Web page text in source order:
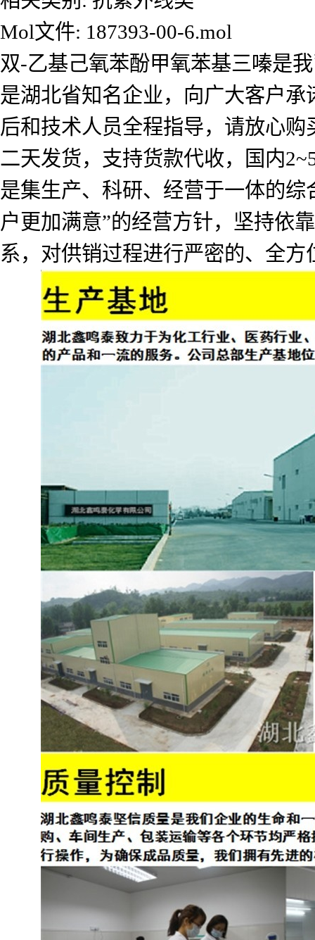
Mol文件: 187393-00-6.mol
双-乙基己氧苯酚甲氧苯基三嗪是
是湖北省知名企业，向广大客户
后和技术人员全程指导，请放心
二天发货，支持货款代收，国内
是集生产、科研、经营于一体的
户更加满意”的经营方针，坚持依
系，对供销过程进行严密的、全